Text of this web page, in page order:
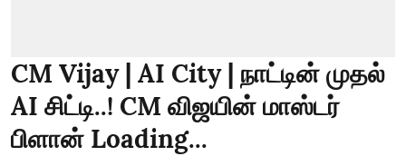
CM Vijay | AI City | நாட்டின் முதல்
AI சிட்டி..! CM விஜயின் மாஸ்டர்
பிளான் Loading...